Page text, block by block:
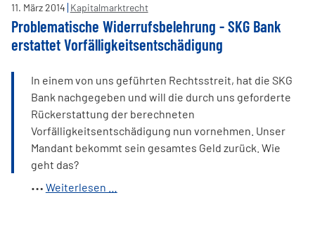
Opfer
Geld
zurück?
11. März2014 Kapitalmarktrecht
Problematische Widerrufsbelehrung - SKG Bank
erstattet Vorfälligkeitsentschädigung
In einem von uns geführten Rechtsstreit, hat die SKG
Bank nachgegeben und will die durch uns geforderte
Rückerstattung der berechneten
Vorfälligkeitsentschädigung nun vornehmen. Unser
Mandant bekommt sein gesamtes Geld zurück. Wie
geht das?
Weiterlesen …